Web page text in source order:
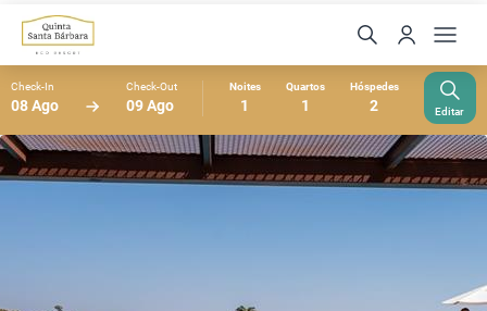
Check-In
08 Ago
Check-Out
09 Ago
Noites
1
Quartos
1
Hóspedes
2 Editar